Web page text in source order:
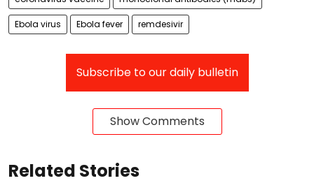
Ebola virus Ebola fever remdesivir
Subscribe to our daily bulletin
Show Comments
Related Stories